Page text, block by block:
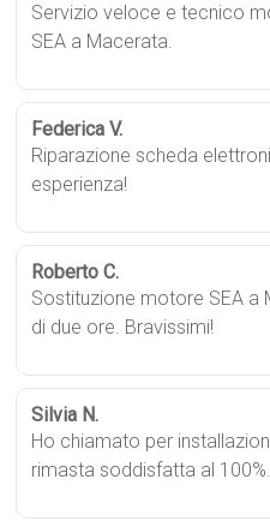
Servizio veloce e tecnico
SEA a Macerata.
Federica V.
Riparazione scheda
esperienza!
Roberto C.
Sostituzione motore SEA a
di due ore. Bravissimi!
Silvia N.
Ho chiamato per
rimasta soddisfatta al 100%.